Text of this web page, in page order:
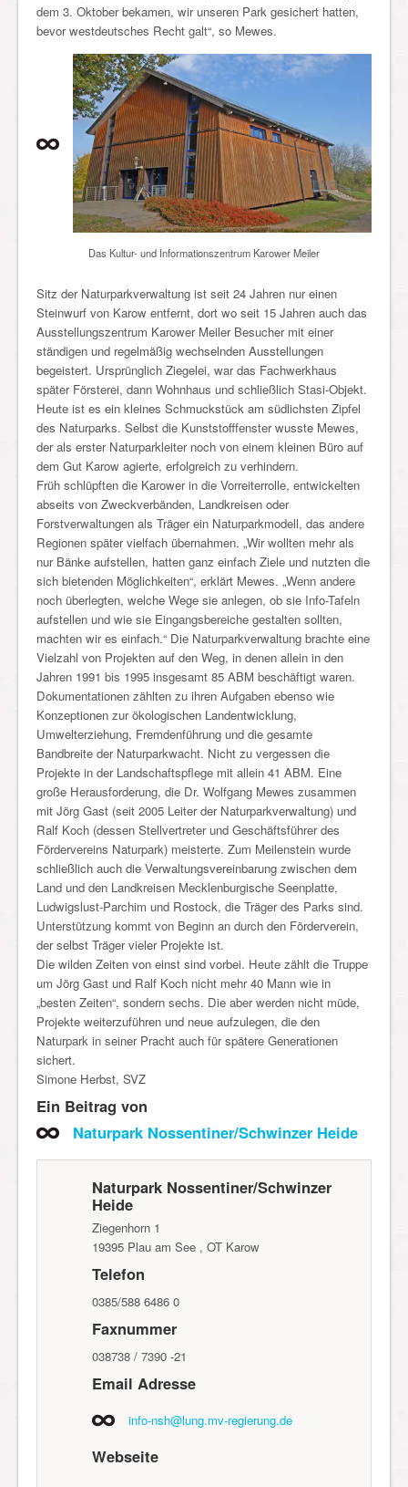
dem 3. Oktober bekamen, wir unseren Park gesichert hatten,
bevor westdeutsches Recht galt“, so Mewes.
Das Kultur- und Informationszentrum Karower Meiler
Sitz der Naturparkverwaltung ist seit 24 Jahren nur einen
Steinwurf von Karow entfernt, dort wo seit 15 Jahren auch das
Ausstellungszentrum Karower Meiler Besucher mit einer
ständigen und regelmäßig wechselnden Ausstellungen
begeistert. Ursprünglich Ziegelei, war das Fachwerkhaus
später Försterei, dann Wohnhaus und schließlich Stasi-Objekt.
Heute ist es ein kleines Schmuckstück am südlichsten Zipfel
des Naturparks. Selbst die Kunststofffenster wusste Mewes,
der als erster Naturparkleiter noch von einem kleinen Büro auf
dem Gut Karow agierte, erfolgreich zu verhindern.
Früh schlüpften die Karower in die Vorreiterrolle, entwickelten
abseits von Zweckverbänden, Landkreisen oder
Forstverwaltungen als Träger ein Naturparkmodell, das andere
Regionen später vielfach übernahmen. „Wir wollten mehr als
nur Bänke aufstellen, hatten ganz einfach Ziele und nutzten die
sich bietenden Möglichkeiten“, erklärt Mewes. „Wenn andere
noch überlegten, welche Wege sie anlegen, ob sie Info-Tafeln
aufstellen und wie sie Eingangsbereiche gestalten sollten,
machten wir es einfach.“ Die Naturparkverwaltung brachte eine
Vielzahl von Projekten auf den Weg, in denen allein in den
Jahren 1991 bis 1995 insgesamt 85 ABM beschäftigt waren.
Dokumentationen zählten zu ihren Aufgaben ebenso wie
Konzeptionen zur ökologischen Landentwicklung,
Umwelterziehung, Fremdenführung und die gesamte
Bandbreite der Naturparkwacht. Nicht zu vergessen die
Projekte in der Landschaftspflege mit allein 41 ABM. Eine
große Herausforderung, die Dr. Wolfgang Mewes zusammen
mit Jörg Gast (seit 2005 Leiter der Naturparkverwaltung) und
Ralf Koch (dessen Stellvertreter und Geschäftsführer des
Fördervereins Naturpark) meisterte. Zum Meilenstein wurde
schließlich auch die Verwaltungsvereinbarung zwischen dem
Land und den Landkreisen Mecklenburgische Seenplatte,
Ludwigslust-Parchim und Rostock, die Träger des Parks sind.
Unterstützung kommt von Beginn an durch den Förderverein,
der selbst Träger vieler Projekte ist.
Die wilden Zeiten von einst sind vorbei. Heute zählt die Truppe
um Jörg Gast und Ralf Koch nicht mehr 40 Mann wie in
„besten Zeiten“, sondern sechs. Die aber werden nicht müde,
Projekte weiterzuführen und neue aufzulegen, die den
Naturpark in seiner Pracht auch für spätere Generationen
sichert.
Simone Herbst, SVZ
Ein Beitrag von
Naturpark Nossentiner/Schwinzer Heide
Naturpark Nossentiner/Schwinzer
Heide
Ziegenhorn 1
19395 Plau am See , OT Karow
Telefon
0385/588 6486 0
Faxnummer
038738 / 7390 -21
Email Adresse
info-nsh@lung.mv-regierung.de
Webseite